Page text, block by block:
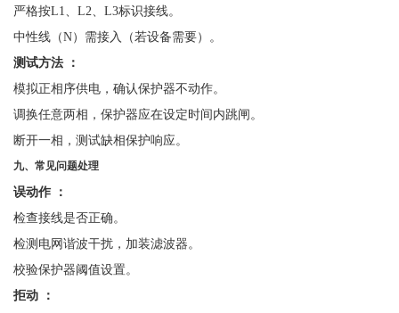
严格按L1、L2、L3标识接线。
中性线（N）需接入（若设备需要）。
测试方法
：
模拟正相序供电，确认保护器不动作。
调换任意两相，保护器应在设定时间内跳闸。
断开一相，测试缺相保护响应。
九、常见问题处理
误动作
：
检查接线是否正确。
检测电网谐波干扰，加装滤波器。
校验保护器阈值设置。
拒动
：